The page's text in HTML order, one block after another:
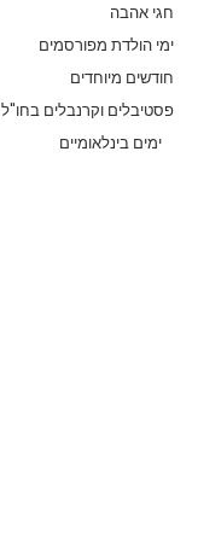
חגי אהבה
ימי הולדת מפורסמים
חודשים מיוחדים
פסטיבלים וקרנבלים בחו"ל
ימים בינלאומיים